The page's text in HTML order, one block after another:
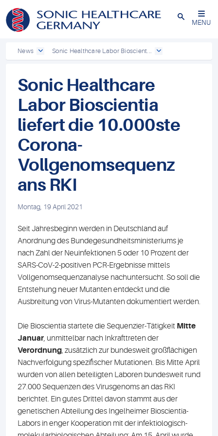
Schließen
MENU
News Sonic Healthcare Labor Bioscient...
Sonic Healthcare
Labor Bioscientia
liefert die 10.000ste
Corona-
Vollgenomsequenz
ans RKI
Montag, 19 April 2021
Seit Jahresbeginn werden in Deutschland auf
Anordnung des Bundegesundheitsministeriums je
nach Zahl der Neuinfektionen 5 oder 10 Prozent der
SARS-CoV-2-positiven PCR-Ergebnisse mittels
Vollgenomsequenzanalyse nachuntersucht. So soll die
Entstehung neuer Mutanten entdeckt und die
Ausbreitung von Virus-Mutanten dokumentiert werden.
Die Bioscientia startete die Sequenzier-Tätigkeit Mitte
Januar, unmittelbar nach Inkrafttreten der
Verordnung, zusätzlich zur bundesweit großflächigen
Nachverfolgung spezifischer Mutationen. Bis Mitte April
wurden von allen beteiligten Laboren bundesweit rund
27.000 Sequenzen des Virusgenoms an das RKI
berichtet. Ein gutes Drittel davon stammt aus der
genetischen Abteilung des Ingelheimer Bioscientia-
Labors in enger Kooperation mit der infektiologisch-